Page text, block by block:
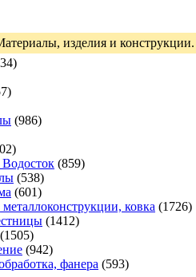
изделия и
(986)
(859)
(538)
(601)
ковка (1726)
(1412)
(1505)
(942)
фанера (593)